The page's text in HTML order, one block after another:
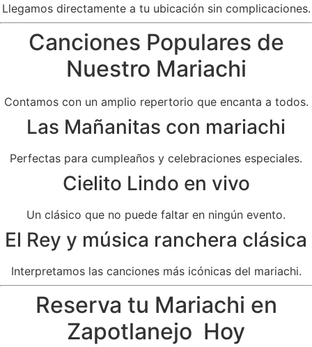
Llegamos directamente a tu ubicación sin complicaciones.
Canciones Populares de
Nuestro Mariachi
Contamos con un amplio repertorio que encanta a todos.
Las Mañanitas con mariachi
Perfectas para cumpleaños y celebraciones especiales.
Cielito Lindo en vivo
Un clásico que no puede faltar en ningún evento.
El Rey y música ranchera clásica
Interpretamos las canciones más icónicas del mariachi.
Reserva tu Mariachi en
Zapotlanejo Hoy